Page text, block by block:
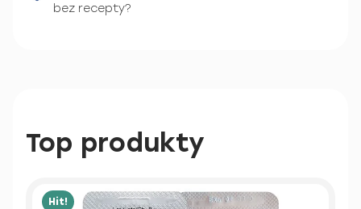
bez recepty?
Top produkty
Hit!